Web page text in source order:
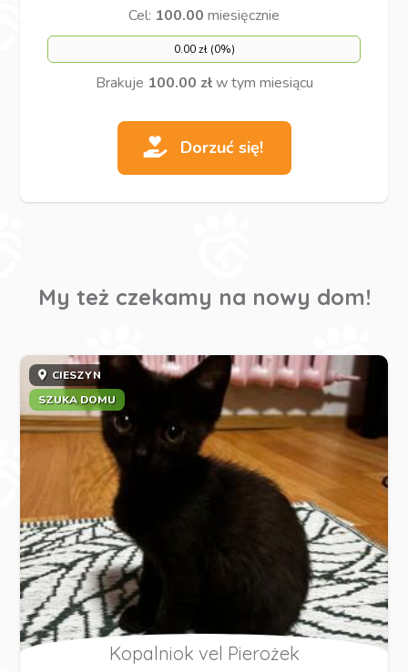
Cel: 100.00 miesięcznie
0.00 zł (0%)
Brakuje 100.00 złw tym miesiącu
Dorzuć się!
My też czekamy na nowy dom!
CIESZYN
SZUKA DOMU
Kopalniok vel Pierożek